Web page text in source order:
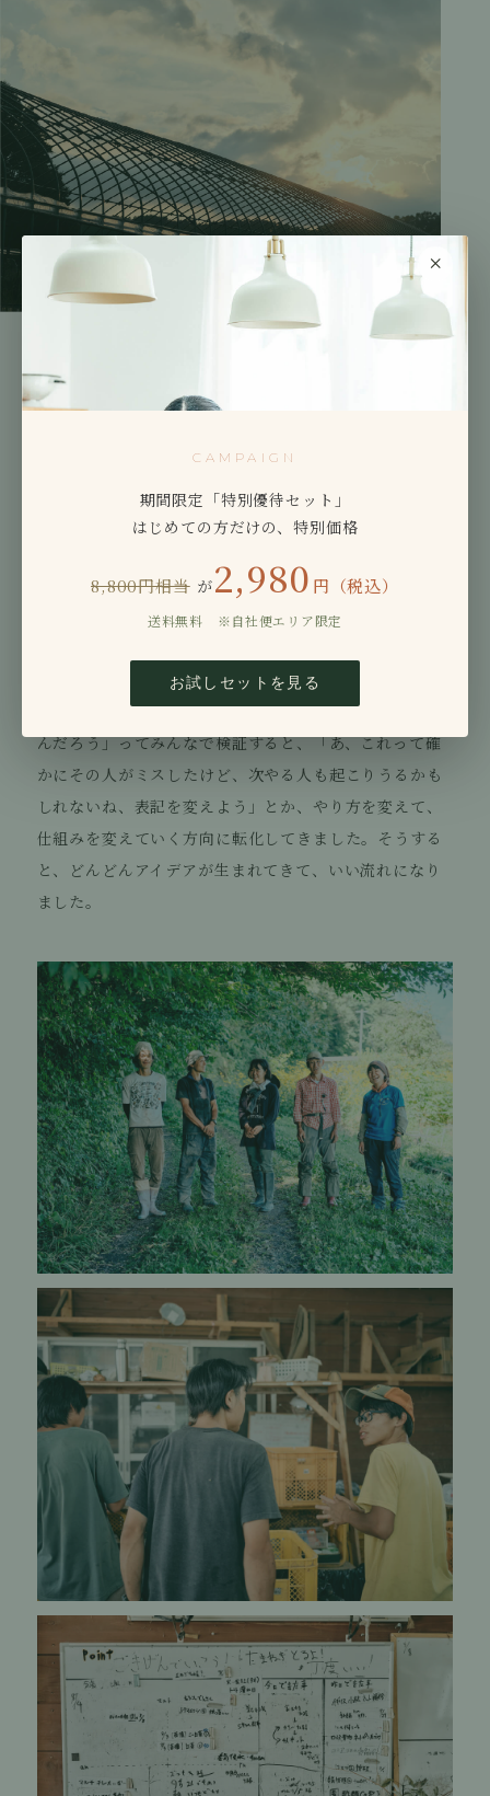
うちの農場、怒るの禁止っていうことにしています。た
だ、怒るの禁止っていうのは我慢するっていうのではな
ミスって必ず起きると思うんですよ。その時に隠さない
せんとか、いや私がやったかもしれませんという言葉が
出るようになりました。でも、「このミスは何故起きた
んだろう」ってみんなで検証すると、「あ、これって確
かにその人がミスしたけど、次やる人も起こりうるかも
しれないね、表記を変えよう」とか、やり方を変えて、
仕組みを変えていく方向に転化してきました。そうする
と、どんどんアイデアが生まれてきて、いい流れになり
ました。
×
CAMPAIGN
期間限定「特別優待セット」
はじめての方だけの、特別価格
8,800円相当 が2,980 円（税込）
送料無料 ※自社便エリア限定
お試しセットを見る